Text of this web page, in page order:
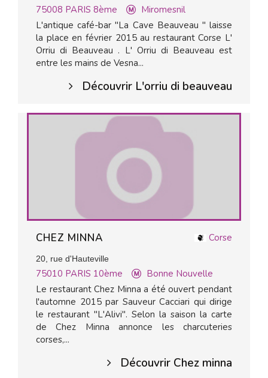
75008 PARIS 8ème
Miromesnil
L'antique café-bar "La Cave Beauveau " laisse
la place en février 2015 au restaurant Corse L'
Orriu di Beauveau . L' Orriu di Beauveau est
entre les mains de Vesna...
Découvrir L'orriu di beauveau
Corse
CHEZ MINNA
20, rue d'Hauteville
75010 PARIS 10ème
Bonne Nouvelle
Le restaurant Chez Minna a été ouvert pendant
l'automne 2015 par Sauveur Cacciari qui dirige
le restaurant "L'Alivi". Selon la saison la carte
de Chez Minna annonce les charcuteries
corses,...
Découvrir Chez minna